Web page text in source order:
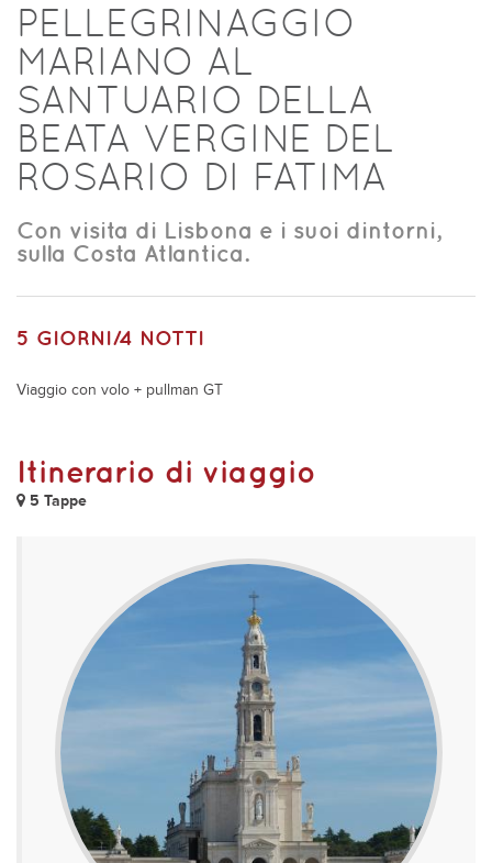
PELLEGRINAGGIO
MARIANO AL
SANTUARIO DELLA
BEATA VERGINE DEL
ROSARIO DI FATIMA
Con visita di Lisbona e i suoi dintorni,
sulla Costa Atlantica.
5 GIORNI/4 NOTTI
Viaggio con volo + pullman GT
Itinerario di viaggio
5 Tappe